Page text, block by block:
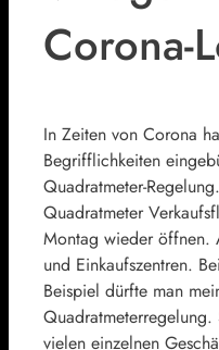
Corona-
In Zeiten von Corona
Begrifflichkeiten
Quadratmeter-
Quadratmeter
Montag wieder öffnen.
und Einkaufszentren.
Beispiel dürfte man
vielen einzelnen